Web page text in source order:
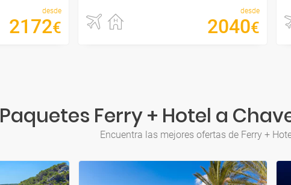
desde
2172€
desde
2040€
Paquetes Ferry + Hotel a
Encuentra las mejores ofertas de Ferry +